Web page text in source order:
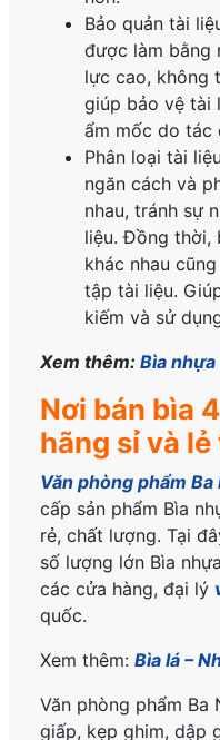
Bảo quản tài
được làm bằng
lực cao, không
giúp bảo vệ tài
ẩm mốc do tác
Phân loại tài
ngăn cách và
nhau, tránh sự
liệu. Đồng thời,
khác nhau
tập tài liệu.
kiếm và sử
Xem thêm:Bìa
Nơi bán bìa
hãng sỉ và lẻ
Văn phòng phẩm Ba
cấp sản phẩm Bìa
rẻ, chất lượng. Tại
số lượng lớn Bìa
các cửa hàng, đại lý
quốc.
Xem thêm:Bìa lá –
Văn phòng phẩm Ba
giấp, kẹp ghim, dập